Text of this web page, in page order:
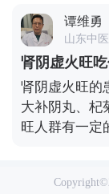
等。如果服用
有得到改善，
很可能是阑尾
梗阻等其他类
当要先明确病
谭维勇
山东中
肾阴虚火旺
肾阴虚火旺的
大补阴丸、杞
旺人群有一定
症状，但是